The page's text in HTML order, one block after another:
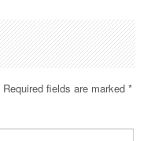
Required fields are marked *